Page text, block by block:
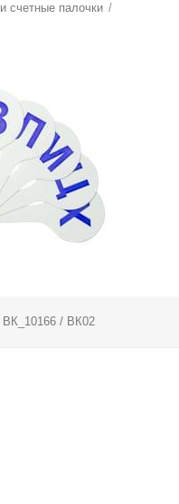
счетные палочки /
ВК_10166 / ВК02